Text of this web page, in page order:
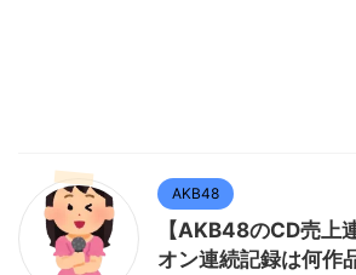
AKB48
【AKB48のCD売上
オン連続記録は何作